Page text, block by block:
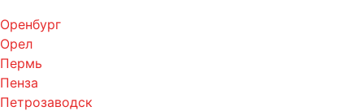
Оренбург
Орел
Пермь
Пенза
Петрозаводск